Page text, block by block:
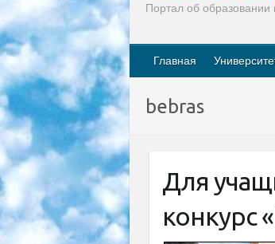
Портал об образовании
Главная
bebras
Для
конкурс